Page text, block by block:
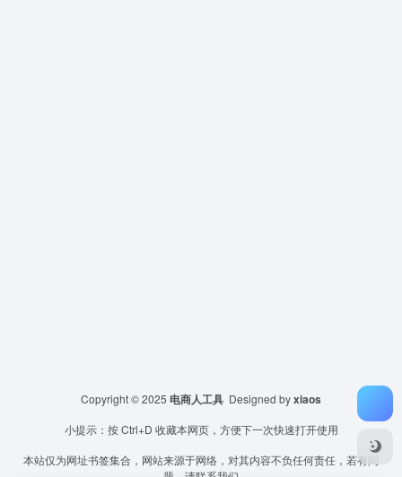
Copyright © 2025 电商人工具 Designed byxiaos
小提示：按 Ctrl+D 收藏本网页，方便下一次快速打开使用
本站仅为网址书签集合，网站来源于网络，对其内容不负任何责任，若有问